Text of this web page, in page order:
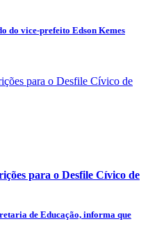
do vice-prefeito Edson Kemes
para o Desfile Cívico de
de Educação, informa que